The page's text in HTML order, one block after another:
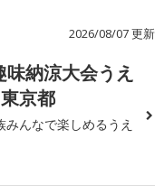
2026/08/07 更新
納涼大会うえ
京都
んなで楽しめるうえ